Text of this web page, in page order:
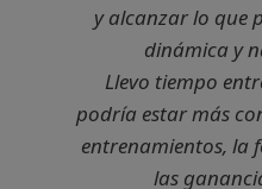
y alcanzar lo que
dinámica y
Llevo tiempo
podría estar más
entrenamientos, la
las